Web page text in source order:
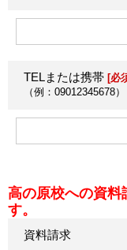
TELまたは携帯 [必
（例：09012345678）
高の原校への資料
す。
資料請求